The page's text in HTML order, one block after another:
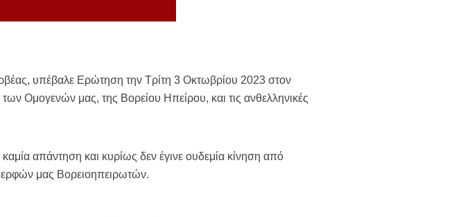
υπέβαλε Ερώτηση την Τρίτη 3 Οκτωβρίου 2023 στον
Ομογενών μας, της Βορείου Ηπείρου, και τις ανθελληνικές
απάντηση και κυρίως δεν έγινε ουδεμία κίνηση από
μας Βορειοηπειρωτών.